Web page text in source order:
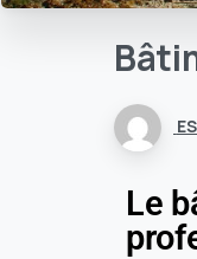
Le